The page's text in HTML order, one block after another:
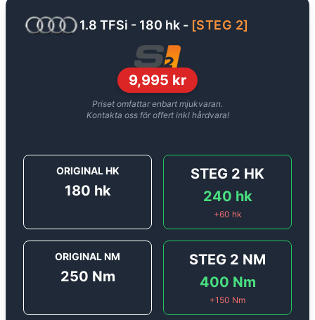
1.8 TFSi - 180 hk - [STEG 2]
9,995 kr
Priset omfattar enbart mjukvaran.
Kontakta oss för offert inkl hårdvara!
ORIGINAL HK
180 hk
STEG 2 HK
240 hk
+60 hk
ORIGINAL NM
250 Nm
STEG 2 NM
400 Nm
+150 Nm